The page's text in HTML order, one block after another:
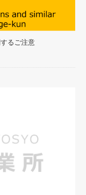
るご注意